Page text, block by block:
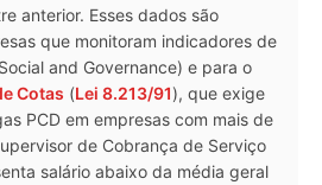
anterior. Esses dados são
que monitoram indicadores de
and Governance) e para o
Cotas (Lei 8.213/91), que exige
PCD em empresas com mais de
de Cobrança de Serviço
salário abaixo da média geral